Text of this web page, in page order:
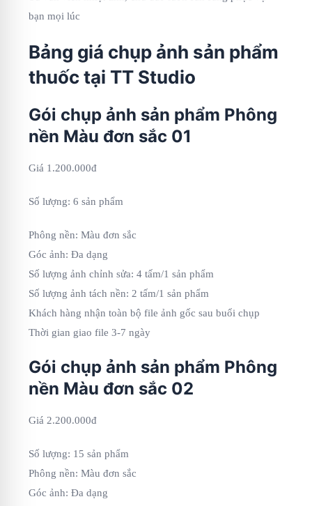
bạn mọi lúc
Bảng giá chụp ảnh sản phẩm
thuốc tại TT Studio
Gói chụp ảnh sản phẩm Phông
nền Màu đơn sắc 01
Giá 1.200.000đ
Số lượng: 6 sản phẩm
Phông nền: Màu đơn sắc
Góc ảnh: Đa dạng
Số lượng ảnh chỉnh sửa: 4 tấm/1 sản phẩm
Số lượng ảnh tách nền: 2 tấm/1 sản phẩm
Khách hàng nhận toàn bộ file ảnh gốc sau buổi chụp
Thời gian giao file 3-7 ngày
Gói chụp ảnh sản phẩm Phông
nền Màu đơn sắc 02
Giá 2.200.000đ
Số lượng: 15 sản phẩm
Phông nền: Màu đơn sắc
Góc ảnh: Đa dạng